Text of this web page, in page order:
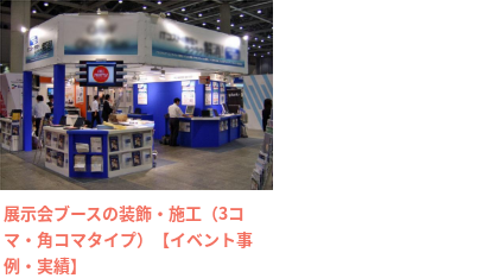
展示会ブースの装飾・施工（3コ
マ・角コマタイプ）【イベント事
例・実績】